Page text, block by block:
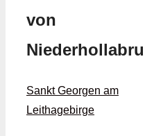
von
Sankt Georgen am
Leithagebirge